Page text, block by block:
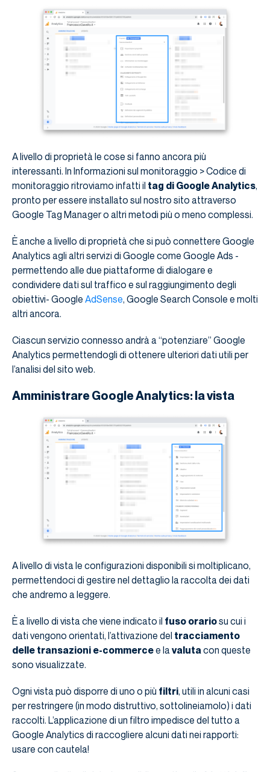
A livello di proprietà le cose si fanno ancora più
interessanti. In Informazioni sul monitoraggio > Codice di
monitoraggio ritroviamo infatti il tag di Google Analytics,
pronto per essere installato sul nostro sito attraverso
Google Tag Manager o altri metodi più o meno complessi.
È anche a livello di proprietà che si può connettere Google
Analytics agli altri servizi di Google come Google Ads -
permettendo alle due piattaforme di dialogare e
condividere dati sul traffico e sul raggiungimento degli
obiettivi- Google AdSense, Google Search Console e molti
altri ancora.
Ciascun servizio connesso andrà a “potenziare” Google
Analytics permettendogli di ottenere ulteriori dati utili per
l’analisi del sito web.
Amministrare Google Analytics: la vista
A livello di vista le configurazioni disponibili si moltiplicano,
permettendoci di gestire nel dettaglio la raccolta dei dati
che andremo a leggere.
È a livello di vista che viene indicato il fuso orariosu cui i
dati vengono orientati, l’attivazione del tracciamento
delle transazioni e-commercee la valuta con queste
sono visualizzate.
Ogni vista può disporre di uno o più filtri, utili in alcuni casi
per restringere (in modo distruttivo, sottolineiamolo) i dati
raccolti. L’applicazione di un filtro impedisce del tutto a
Google Analytics di raccogliere alcuni dati nei rapporti:
usare con cautela!